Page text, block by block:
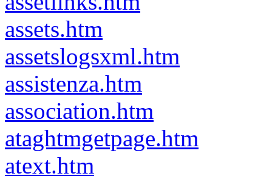
assets.htm
assetslogsxml.htm
assistenza.htm
association.htm
ataghtmgetpage.htm
atext.htm